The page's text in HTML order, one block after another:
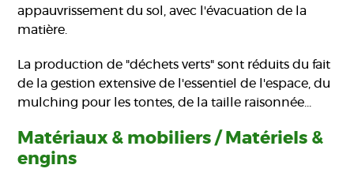
appauvrissement du sol, avec l'évacuation de la
matière.
La production de "déchets verts" sont réduits du fait
de la gestion extensive de l'essentiel de l'espace, du
mulching pour les tontes, de la taille raisonnée...
Matériaux & mobiliers / Matériels &
engins